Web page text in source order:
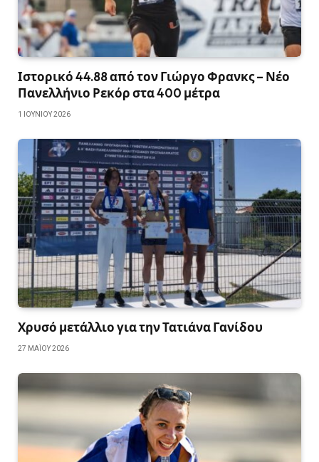
Ιστορικό 44.88 από τον Γιώργο Φρανκς – Νέο
Πανελλήνιο Ρεκόρ στα 400 μέτρα
1 ΙΟΥΝΊΟΥ 2026
Χρυσό μετάλλιο για την Τατιάνα Γανίδου
27 ΜΑΪ́ΟΥ 2026